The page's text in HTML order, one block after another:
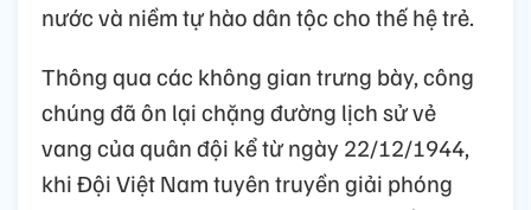
nước và niềm tự hào dân tộc cho thế hệ trẻ.
Thông qua các không gian trưng bày, công
chúng đã ôn lại chặng đường lịch sử vẻ
vang của quân đội kể từ ngày 22/12/1944,
khi Đội Việt Nam tuyên truyền giải phóng